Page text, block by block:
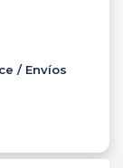
/ Envíos